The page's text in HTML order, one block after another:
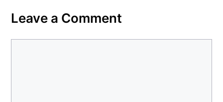
Leave a Comment